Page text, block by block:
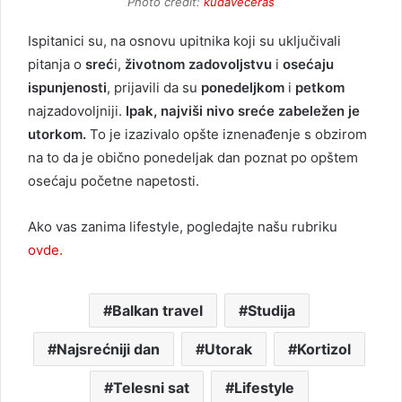
Ispitanici su, na osnovu upitnika koji su uključivali
pitanja o sreći, životnom zadovoljstvu i osećaju
ispunjenosti, prijavili da su ponedeljkom i petkom
najzadovoljniji. Ipak, najviši nivo sreće zabeležen je
utorkom. To je izazivalo opšte iznenađenje s obzirom
na to da je obično ponedeljak dan poznat po opštem
osećaju početne napetosti.
Ako vas zanima lifestyle, pogledajte našu rubriku
ovde.
Balkan travel Studija
Najsrećniji dan Utorak Kortizol
Telesni sat Lifestyle